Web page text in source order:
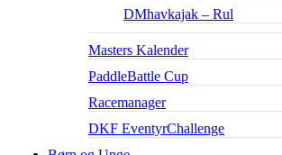
DMhavkajak – Rul
Masters Kalender
PaddleBattle Cup
Racemanager
DKF EventyrChallenge